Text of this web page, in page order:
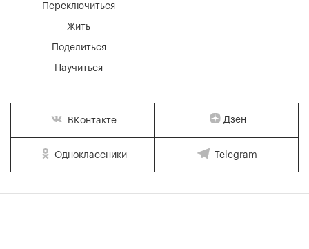
Переключиться
Жить
Поделиться
Научиться
ВКонтакте Дзен
Одноклассники Telegram